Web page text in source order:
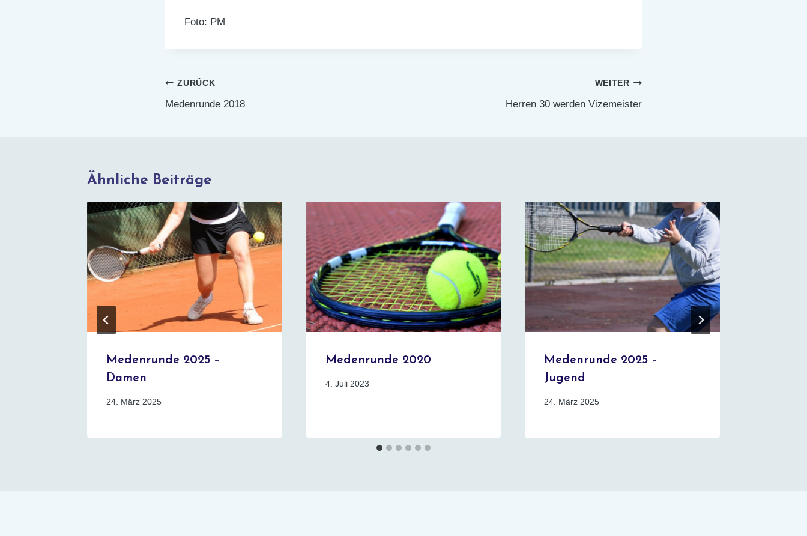
Foto: PM
Beitragsnavigation
ZURÜCK
Medenrunde 2018
WEITER
Herren 30 werden Vizemeister
Ähnliche Beiträge
Medenrunde 2025 –
Damen
24. März 2025
Medenrunde 2020
4. Juli 2023
Medenrunde 2025 –
Jugend
24. März 2025